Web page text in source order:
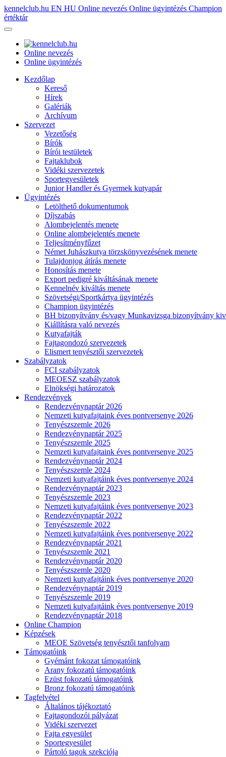
kennelclub.hu EN HU Online nevezés Online ügyintézés Champion
értéktár
Online nevezés
Online ügyintézés
Kezdőlap
Kereső
Hírek
Galériák
Archívum
Szervezet
Vezetőség
Bírók
Bírói testületek
Fajtaklubok
Vidéki szervezetek
Sportegyesületek
Junior Handler és Gyermek kutyapár
Ügyintézés
Letölthető dokumentumok
Díjszabás
Alombejelentés menete
Online alombejelentés menete
Teljesítményfűzet
Német Juhászkutya törzskönyvezésének menete
Tulajdonjog átírás menete
Honosítás menete
Export pedigré kiváltásának menete
Kennelnév kiváltás menete
Szövetségi/Sportkártya ügyintézés
Champion ügyintézés
BH bizonyítvány és/vagy Munkavizsga bizonyítvány
Kiállításra való nevezés
Kutyafajták
Fajtagondozó szervezetek
Elismert tenyésztői szervezetek
Szabályzatok
FCI szabályzatok
MEOESZ szabályzatok
Elnökségi határozatok
Rendezvények
Rendezvénynaptár 2026
Nemzeti kutyafajtaink éves pontversenye 2026
Tenyészszemle 2026
Rendezvénynaptár 2025
Tenyészszemle 2025
Nemzeti kutyafajtaink éves pontversenye 2025
Rendezvénynaptár 2024
Tenyészszemle 2024
Nemzeti kutyafajtáink éves pontversenye 2024
Rendezvénynaptár 2023
Tenyészszemle 2023
Nemzeti kutyafajtáink éves pontversenye 2023
Rendezvénynaptár 2022
Tenyészszemle 2022
Nemzeti kutyafajtáink éves pontversenye 2022
Rendezvénynaptár 2021
Tenyészszemle 2021
Rendezvénynaptár 2020
Tenyészszemle 2020
Nemzeti kutyafajtáink éves pontversenye 2020
Rendezvénynaptár 2019
Tenyészszemle 2019
Nemzeti kutyafajtáink éves pontversenye 2019
Rendezvénynaptár 2018
Online Champion
Képzések
MEOE Szövetség tenyésztői tanfolyam
Támogatóink
Gyémánt fokozat támogatóink
Arany fokozatú támogatóink
Ezüst fokozatú támogatóink
Bronz fokozatú támogatóink
Tagfelvétel
Általános tájékoztató
Fajtagondozói pályázat
Vidéki szervezet
Fajta egyesület
Sportegyesület
Pártoló tagok szekciója